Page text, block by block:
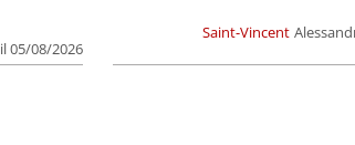
il 05/08/2026
Saint-Vincent